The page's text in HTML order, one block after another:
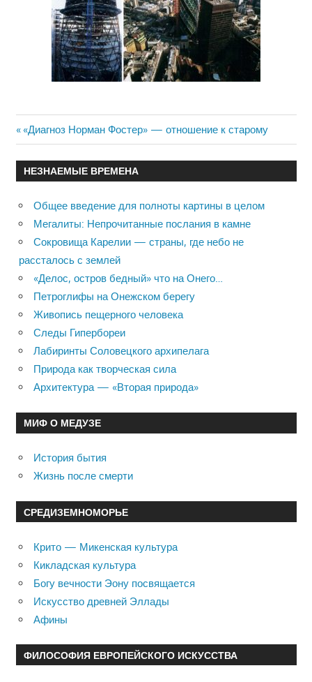
Навигация
по
записям
Previous
Post:
«Диагноз Норман Фостер» — отношение к старому
НЕЗНАЕМЫЕ ВРЕМЕНА
Общее введение для полноты картины в целом
Мегалиты: Непрочитанные послания в камне
Сокровища Карелии — страны, где небо не
рассталось с землей
«Делос, остров бедный» что на Онего…
Петроглифы на Онежском берегу
Живопись пещерного человека
Следы Гипербореи
Лабиринты Соловецкого архипелага
Природа как творческая сила
Архитектура — «Вторая природа»
МИФ О МЕДУЗЕ
История бытия
Жизнь после смерти
СРЕДИЗЕМНОМОРЬЕ
Крито — Микенская культура
Кикладская культура
Богу вечности Эону посвящается
Искусство древней Эллады
Афины
ФИЛОСОФИЯ ЕВРОПЕЙСКОГО ИСКУССТВА